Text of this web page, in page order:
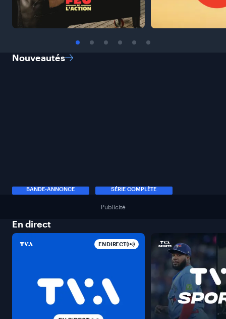
Nouveautés
BANDE-ANNONCE SÉRIE COMPLÈTE
Publicité
En direct
EN DIRECT